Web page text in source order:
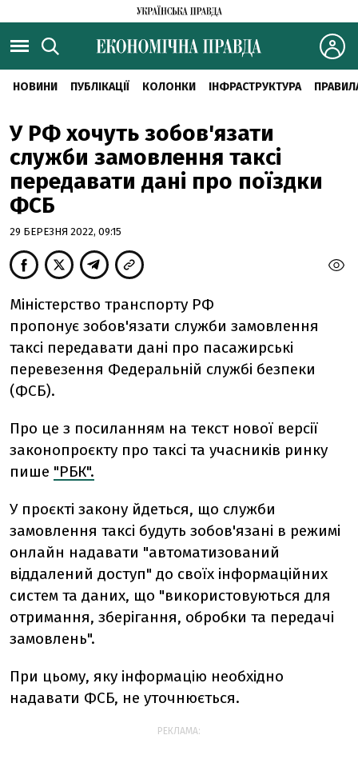
НОВИНИ ПУБЛІКАЦІЇ КОЛОНКИ ІНФРАСТРУКТУРА
У РФ хочуть зобов'язати
служби замовлення таксі
передавати дані про поїздки
ФСБ
29 БЕРЕЗНЯ 2022, 09:15
Міністерство транспорту РФ
пропонує зобов'язати служби замовлення
таксі передавати дані про пасажирські
перевезення Федеральній службі безпеки
(ФСБ).
Про це з посиланням на текст нової версії
законопроєкту про таксі та учасників ринку
пише "РБК".
У проєкті закону йдеться, що служби
замовлення таксі будуть зобов'язані в режимі
онлайн надавати "автоматизований
віддалений доступ" до своїх інформаційних
систем та даних, що "використовуються для
отримання, зберігання, обробки та передачі
замовлень".
При цьому, яку інформацію необхідно
надавати ФСБ, не уточнюється.
РЕКЛАМА: